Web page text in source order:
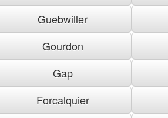
Guebwiller
Gourdon
Gap
Forcalquier